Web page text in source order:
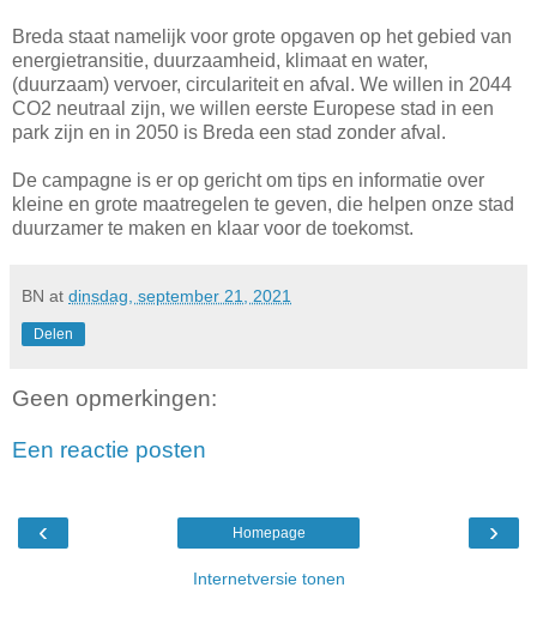
Breda staat namelijk voor grote opgaven op het gebied van
energietransitie, duurzaamheid, klimaat en water,
(duurzaam) vervoer, circulariteit en afval. We willen in 2044
CO2 neutraal zijn, we willen eerste Europese stad in een
park zijn en in 2050 is Breda een stad zonder afval.
De campagne is er op gericht om tips en informatie over
kleine en grote maatregelen te geven, die helpen onze stad
duurzamer te maken en klaar voor de toekomst.
BN at dinsdag, september 21, 2021
Delen
Geen opmerkingen:
Een reactie posten
‹ ›
Homepage
Internetversie tonen